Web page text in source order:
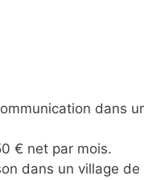
dans
€ net par mois.
dans un village